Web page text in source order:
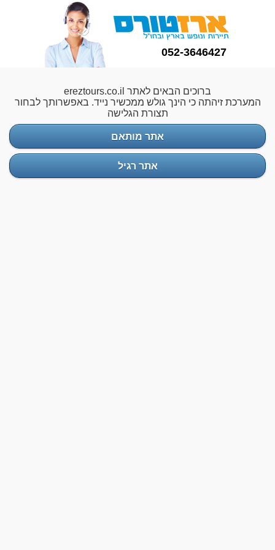
052-3646427
ברוכים הבאים לאתר ereztours.co.il
המערכת זיהתה כי הינך גולש ממכשיר נייד. באפשרותך לבחור
תצורת הגלישה
אתר מותאם
אתר רגיל